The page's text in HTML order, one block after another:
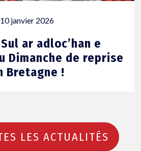
10 janvier 2026
ar adloc’han e
Dimanche de reprise
Bretagne !
LES ACTUALITÉS